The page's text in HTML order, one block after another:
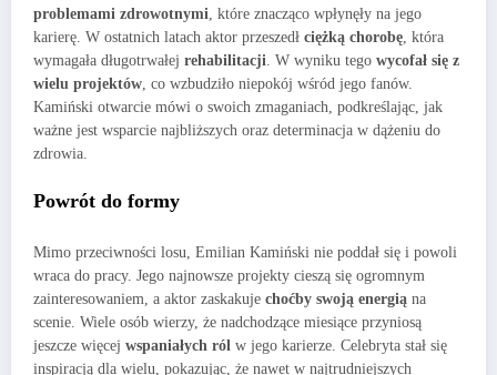
problemami zdrowotnymi , które znacząco wpłynęły na jego
karierę. W ostatnich latach aktor przeszedł ciężką chorobę , która
wymagała długotrwałej rehabilitacji . W wyniku tego wycofał się z
wielu projektów , co wzbudziło niepokój wśród jego fanów.
Kamiński otwarcie mówi o swoich zmaganiach, podkreślając, jak
ważne jest wsparcie najbliższych oraz determinacja w dążeniu do
zdrowia.
Powrót do formy
Mimo przeciwności losu, Emilian Kamiński nie poddał się i powoli
wraca do pracy. Jego najnowsze projekty cieszą się ogromnym
zainteresowaniem, a aktor zaskakuje choćby swoją energią na
scenie. Wiele osób wierzy, że nadchodzące miesiące przyniosą
jeszcze więcej wspaniałych ról w jego karierze. Celebryta stał się
inspiracją dla wielu, pokazując, że nawet w najtrudniejszych